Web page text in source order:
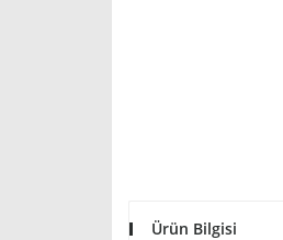
Ürün Bilgisi